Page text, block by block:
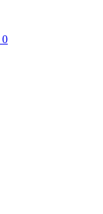
0